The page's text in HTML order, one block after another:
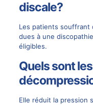
discale?
Les patients souffrant
dues à une
éligibles.
Quels sont
Elle réduit la pression